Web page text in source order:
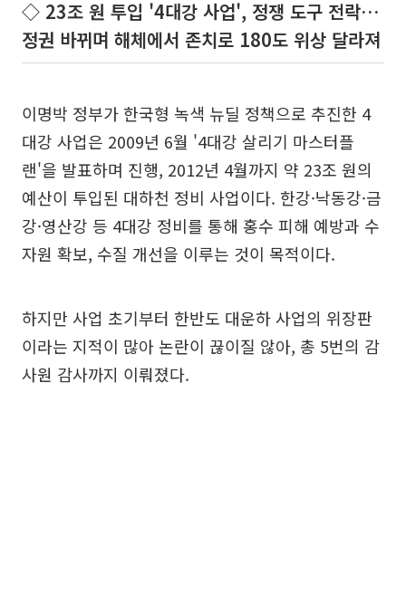
◇ 23조 원 투입 '4대강 사업', 정쟁 도구 전락…
정권 바뀌며 해체에서 존치로 180도 위상 달라져
이명박 정부가 한국형 녹색 뉴딜 정책으로 추진한 4
대강 사업은 2009년 6월 '4대강 살리기 마스터플
랜'을 발표하며 진행, 2012년 4월까지 약 23조 원의
예산이 투입된 대하천 정비 사업이다. 한강·낙동강·금
강·영산강 등 4대강 정비를 통해 홍수 피해 예방과 수
자원 확보, 수질 개선을 이루는 것이 목적이다.
하지만 사업 초기부터 한반도 대운하 사업의 위장판
이라는 지적이 많아 논란이 끊이질 않아, 총 5번의 감
사원 감사까지 이뤄졌다.